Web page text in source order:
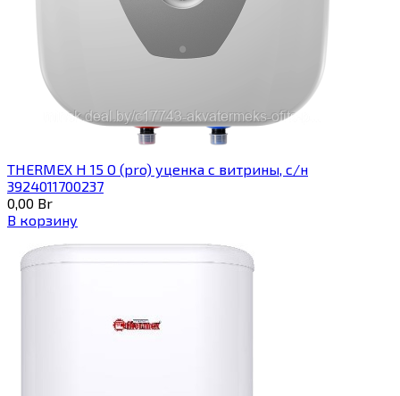
THERMEX H 15 O (pro) уценка с витрины, с/н
3924011700237
0,00 Br
В корзину